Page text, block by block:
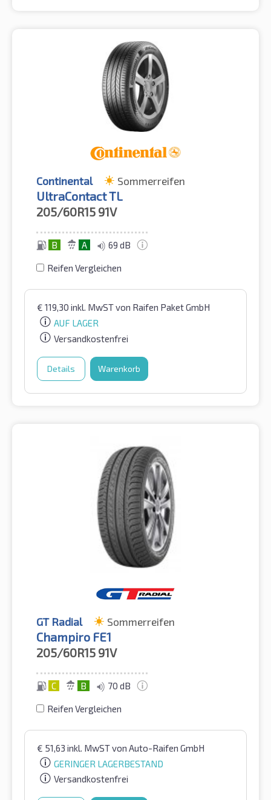
Continental Sommerreifen
UltraContact TL
205/60R15 91V
B A 69 dB
Reifen Vergleichen
€ 119,30 inkl. MwSTvon Raifen Paket GmbH
AUF LAGER
Versandkostenfrei
Details Warenkorb
GT Radial Sommerreifen
Champiro FE1
205/60R15 91V
C B 70 dB
Reifen Vergleichen
€ 51,63 inkl. MwSTvon Auto-Raifen GmbH
GERINGER LAGERBESTAND
Versandkostenfrei